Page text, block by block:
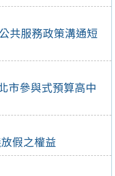
共服務政策溝通短
市參與式預算高中
假之權益